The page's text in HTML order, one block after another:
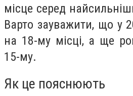
місце серед
Варто зауважити, що у
на 18-му місці, а ще
15-му.
Як це пояснюють